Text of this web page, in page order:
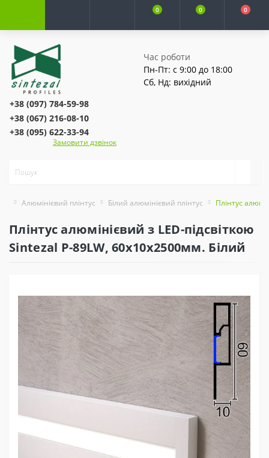
0 0 0
Час роботи
Пн-Пт: с 9:00 до 18:00
Сб, Нд: вихідний
+38 (097) 784-59-98
+38 (067) 216-08-10
+38 (095) 622-33-94
Замовити дзвінок
Алюмінієвий плінтус Білий алюмінієвий плінтус Плінтус
Плінтус алюмінієвий з LED-підсвіткою
Sintezal P-89LW, 60х10х2500мм. Білий